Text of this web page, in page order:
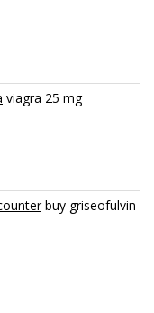
viagra 25 mg
buy griseofulvin